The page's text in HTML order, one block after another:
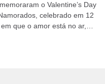
o Valentine’s Day
celebrado em 12
que o amor está no ar,